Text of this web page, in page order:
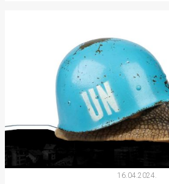
16.04.2024.